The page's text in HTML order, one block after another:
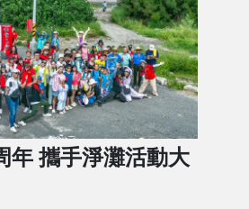
年 攜手淨灘活動大